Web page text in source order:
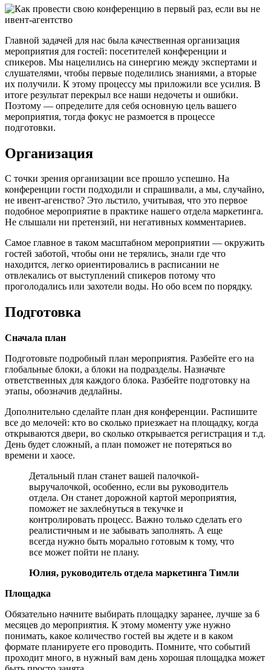
Главной задачей для нас была качественная организация
мероприятия для гостей: посетителей конференции и
спикеров. Мы нацелились на синергию между экспертами и
слушателями, чтобы первые поделились знаниями, а вторые
их получили. К этому процессу мы приложили все усилия. В
итоге результат перекрыл все наши недочеты и ошибки.
Поэтому — определите для себя основную цель вашего
мероприятия, тогда фокус не размоется в процессе
подготовки.
Организация
С точки зрения организации все прошло успешно. На
конференции гости подходили и спрашивали, а мы, случайно,
не ивент-агенство? Это льстило, учитывая, что это первое
подобное мероприятие в практике нашего отдела маркетинга.
Не слышали ни претензий, ни негативных комментариев.
Самое главное в таком масштабном мероприятии — окружить
гостей заботой, чтобы они не терялись, знали где что
находится, легко ориентировались в расписании не
отвлекались от выступлений спикеров потому что
проголодались или захотели воды. Но обо всем по порядку.
Подготовка
Сначала план
Подготовьте подробный план мероприятия. Разбейте его на
глобальные блоки, а блоки на подразделы. Назначьте
ответственных для каждого блока. Разбейте подготовку на
этапы, обозначив дедлайны.
Дополнительно сделайте план дня конференции. Распишите
все до мелочей: кто во сколько приезжает на площадку, когда
открываются двери, во сколько открывается регистрация и т.д.
День будет сложный, а план поможет не потеряться во
времени и хаосе.
Детальный план станет вашей палочкой-
выручалочкой, особенно, если вы руководитель
отдела. Он станет дорожной картой мероприятия,
поможет не захлебнуться в текучке и
контролировать процесс. Важно только сделать его
реалистичным и не забывать заполнять. А еще
всегда нужно быть морально готовым к тому, что
все может пойти не плану.
Юлия, руководитель отдела маркетинга Тимли
Площадка
Обязательно начните выбирать площадку заранее, лучше за 6
месяцев до мероприятия. К этому моменту уже нужно
понимать, какое количество гостей вы ждете и в каком
формате планируете его проводить. Помните, что событий
проходит много, в нужный вам день хорошая площадка может